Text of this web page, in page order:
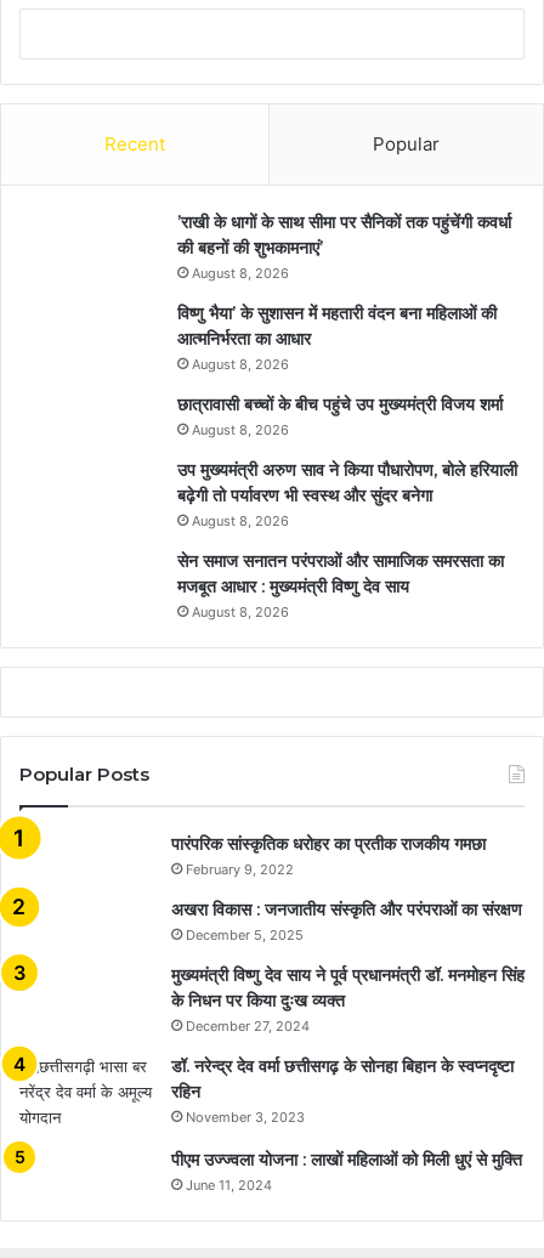
Recent Popular
’राखी के धागों के साथ सीमा पर सैनिकों तक पहुंचेंगी कवर्धा
की बहनों की शुभकामनाएं’
August 8, 2026
विष्णु भैया’ के सुशासन में महतारी वंदन बना महिलाओं की
आत्मनिर्भरता का आधार
August 8, 2026
छात्रावासी बच्चों के बीच पहुंचे उप मुख्यमंत्री विजय शर्मा
August 8, 2026
उप मुख्यमंत्री अरुण साव ने किया पौधारोपण, बोले हरियाली
बढ़ेगी तो पर्यावरण भी स्वस्थ और सुंदर बनेगा
August 8, 2026
सेन समाज सनातन परंपराओं और सामाजिक समरसता का
मजबूत आधार : मुख्यमंत्री विष्णु देव साय
August 8, 2026
Popular Posts
​​​​​​​पारंपरिक सांस्कृतिक धरोहर का प्रतीक राजकीय गमछा
February 9, 2022
अखरा विकास : जनजातीय संस्कृति और परंपराओं का संरक्षण
December 5, 2025
मुख्यमंत्री विष्णु देव साय ने पूर्व प्रधानमंत्री डॉ. मनमोहन सिंह
के निधन पर किया दुःख व्यक्त
December 27, 2024
डॉ. नरेन्द्र देव वर्मा छत्तीसगढ़ के सोनहा बिहान के स्वप्नदृष्टा
रहिन
November 3, 2023
पीएम उज्ज्वला योजना : लाखों महिलाओं को मिली धुएं से मुक्ति
June 11, 2024